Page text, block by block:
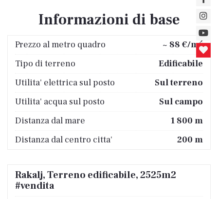
Informazioni di base
Prezzo al metro quadro ~ 88 €/m2
Tipo di terreno
Edificabile
Utilita' elettrica sul posto
Sul terreno
Utilita' acqua sul posto
Sul campo
Distanza dal mare
1 800 m
Distanza dal centro citta'
200 m
Rakalj, Terreno edificabile, 2525m2
#vendita